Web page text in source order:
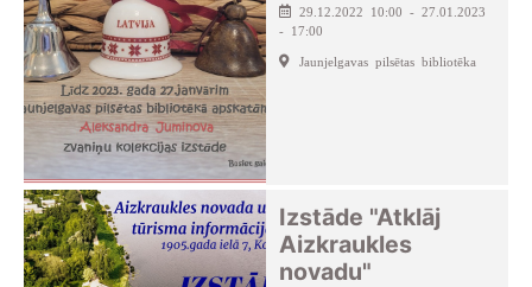
29.12.2022 10:00 - 27.01.2023
- 17:00
Jaunjelgavas pilsētas bibliotēka
Izstāde "Atklāj
Aizkraukles
novadu"